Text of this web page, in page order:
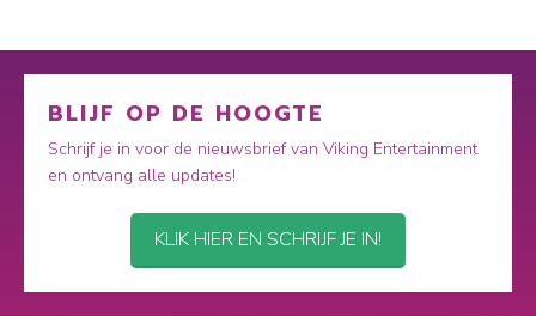
BLIJF OP DE HOOGTE
Schrijf je in voor de nieuwsbrief van Viking Entertainment
en ontvang alle updates!
KLIK HIER EN SCHRIJF JE IN!